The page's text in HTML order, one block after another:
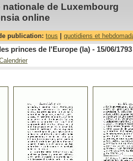
de Luxembourg
online
publication: tous quotidiens et
princes de l'Europe (la) - 15/06/1793